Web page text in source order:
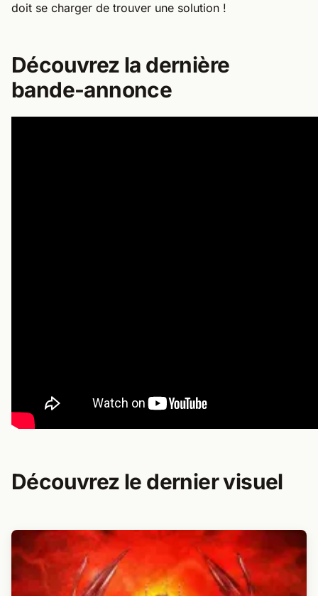
doit se charger de trouver une solution !
Découvrez la dernière
bande-annonce
Découvrez le dernier visuel